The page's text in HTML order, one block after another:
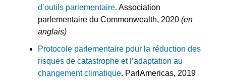
d’outils parlementaire. Association
parlementaire du Commonwealth, 2020 (en
anglais)
Protocole parlementaire pour la réduction des
risques de catastrophe et l’adaptation au
changement climatique. ParlAmericas, 2019